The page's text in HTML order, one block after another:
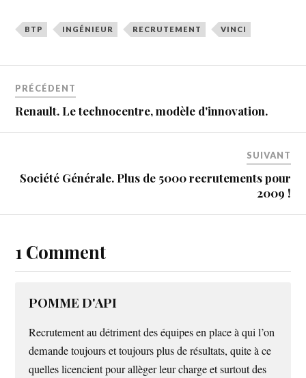
BTP INGÉNIEUR RECRUTEMENT VINCI
PRÉCÉDENT
Renault. Le technocentre, modèle d'innovation.
SUIVANT
Société Générale. Plus de 5000 recrutements pour
2009 !
1 Comment
POMME D'API
Recrutement au détriment des équipes en place à qui l’on
demande toujours et toujours plus de résultats, quite à ce
quelles licencient pour allèger leur charge et surtout des